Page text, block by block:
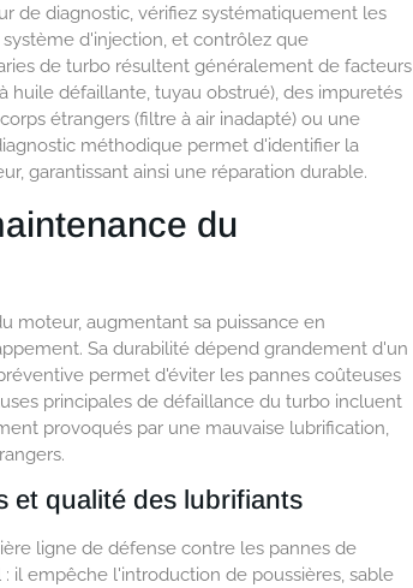
de diagnostic, vérifiez systématiquement les
d'injection, et contrôlez que
de turbo résultent généralement de facteurs
défaillante, tuyau obstrué), des impuretés
étrangers (filtre à air inadapté) ou une
méthodique permet d'identifier la
garantissant ainsi une réparation durable.
du
moteur, augmentant sa puissance en
Sa durabilité dépend grandement d'un
permet d'éviter les pannes coûteuses
principales de défaillance du turbo incluent
provoqués par une mauvaise lubrification,
et qualité des lubrifiants
ligne de défense contre les pannes de
il empêche l'introduction de poussières, sable